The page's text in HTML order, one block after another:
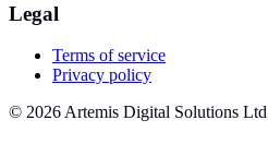
Legal
Terms of service
Privacy policy
© 2026 Artemis Digital Solutions